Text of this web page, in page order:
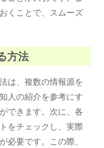
くことで、スムーズ
方法
は、複数の情報源を
人の紹介を参考にす
できます。次に、各
をチェックし、実際
必要です。この際、